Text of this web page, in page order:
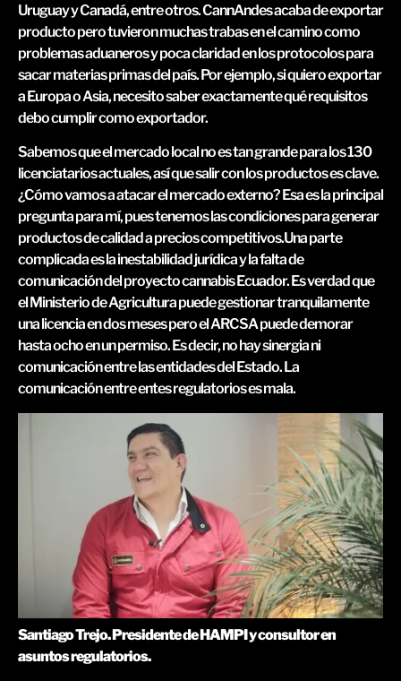
Uruguay y Canadá, entre otros. CannAndes acaba de exportar
producto pero tuvieron muchas trabas en el camino como
problemas aduaneros y poca claridad en los protocolos para
sacar materias primas del país. Por ejemplo, si quiero exportar
a Europa o Asia, necesito saber exactamente qué requisitos
debo cumplir como exportador.
Sabemos que el mercado local no es tan grande para los 130
licenciatarios actuales, así que salir con los productos es clave.
¿Cómo vamos a atacar el mercado externo? Esa es la principal
pregunta para mí, pues tenemos las condiciones para generar
productos de calidad a precios competitivos.Una parte
complicada es la inestabilidad jurídica y la falta de
comunicación del proyecto cannabis Ecuador. Es verdad que
el Ministerio de Agricultura puede gestionar tranquilamente
una licencia en dos meses pero el ARCSA puede demorar
hasta ocho en un permiso. Es decir, no hay sinergia ni
comunicación entre las entidades del Estado. La
comunicación entre entes regulatorios es mala.
Santiago Trejo. Presidente de HAMPI y consultor en
asuntos regulatorios.